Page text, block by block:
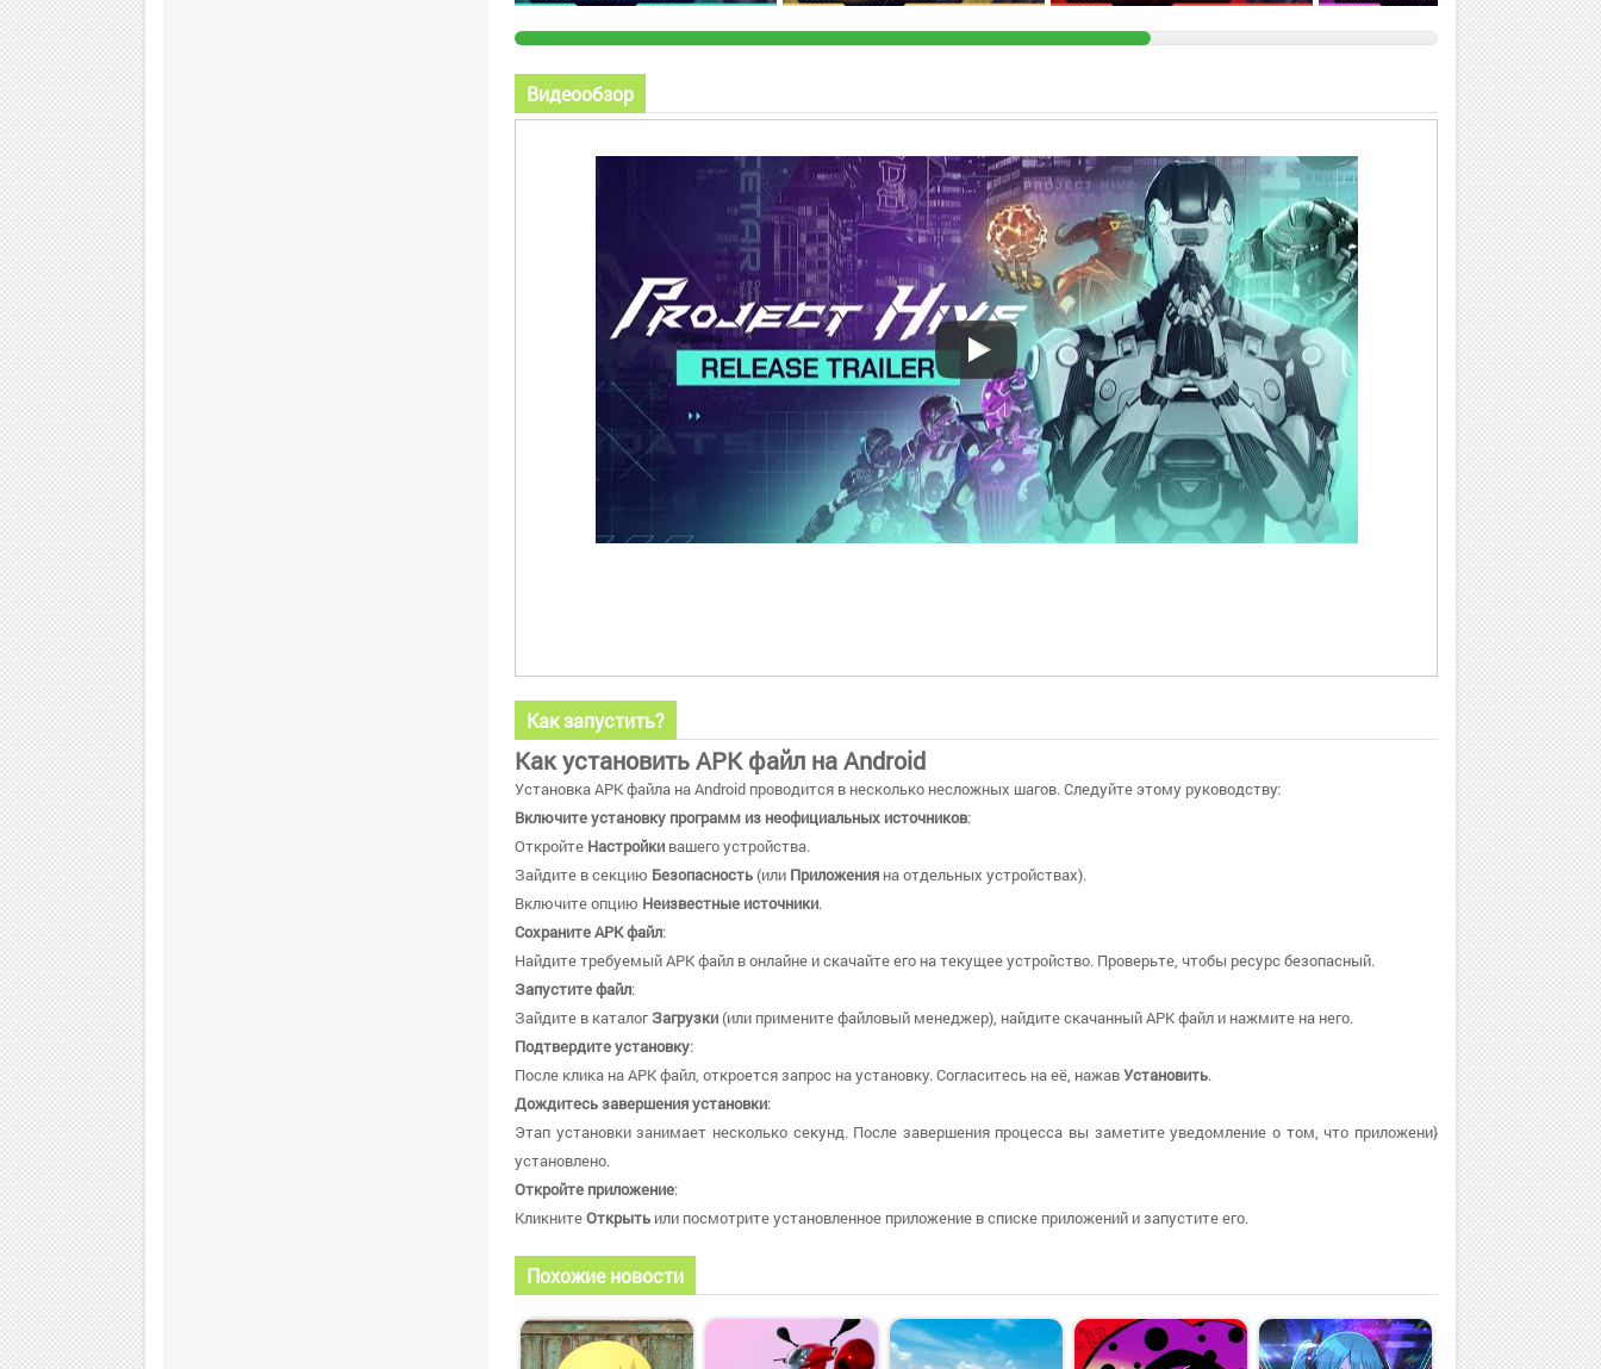
Видеообзор
Как запустить?
Как установить APK файл на Android
Установка APK файла на Android проводится в несколько несложных шагов. Следуйте этому руководству:
Включите установку программ из неофициальных источников:
Откройте Настройки вашего устройства.
Зайдите в секцию Безопасность (или Приложения на отдельных устройствах).
Включите опцию Неизвестные источники.
Сохраните APK файл:
Найдите требуемый APK файл в онлайне и скачайте его на текущее устройство. Проверьте, чтобы ресурс безопасный.
Запустите файл:
Зайдите в каталогЗагрузки (или примените файловый менеджер), найдите скачанный APK файл и нажмите на него.
Подтвердите установку:
После клика на APK файл, откроется запрос на установку. Согласитесь на её, нажавУстановить.
Дождитесь завершения установки:
Этап установки занимает несколько секунд. После завершения процесса вы заметите уведомление о том, что приложени}
установлено.
Откройте приложение:
КликнитеОткрыть или посмотрите установленное приложение в списке приложений и запустите его.
Похожие новости